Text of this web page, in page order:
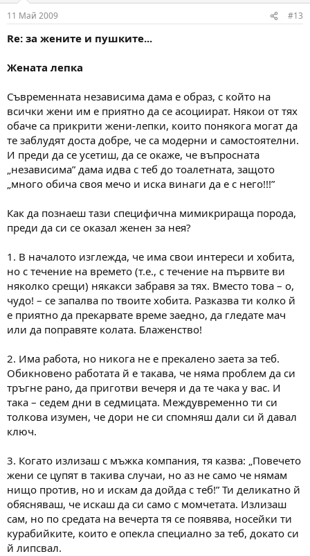
11 Май 2009 #13
Re: за жените и пушките...
Жената лепка
Съвременната независима дама е образ, с който на
всички жени им е приятно да се асоциират. Някои от тях
обаче са прикрити жени-лепки, които понякога могат да
те заблудят доста добре, че са модерни и самостоятелни.
И преди да се усетиш, да се окаже, че въпросната
„независима” дама идва с теб до тоалетната, защото
„много обича своя мечо и иска винаги да е с него!!!”
Как да познаеш тази специфична мимикрираща порода,
преди да си се оказал женен за нея?
1. В началото изглежда, че има свои интереси и хобита,
но с течение на времето (т.е., с течение на първите ви
няколко срещи) някакси забравя за тях. Вместо това – о,
чудо! – се запалва по твоите хобита. Разказва ти колко й
е приятно да прекарвате време заедно, да гледате мач
или да поправяте колата. Блаженство!
2. Има работа, но никога не е прекалено заета за теб.
Обикновено работата й е такава, че няма проблем да си
тръгне рано, да приготви вечеря и да те чака у вас. И
така – седем дни в седмицата. Междувременно ти си
толкова изумен, че дори не си спомняш дали си й давал
ключ.
3. Когато излизаш с мъжка компания, тя казва: „Повечето
жени се цупят в такива случаи, но аз не само че нямам
нищо против, но и искам да дойда с теб!” Ти деликатно й
обясняваш, че искаш да си само с момчетата. Излизаш
сам, но по средата на вечерта тя се появява, носейки ти
курабийките, които е опекла специално за теб, докато си
й липсвал.